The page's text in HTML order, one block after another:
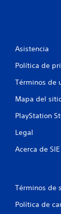
Asistencia
Política de
Términos de
Mapa del
PlayStation
Legal
Acerca de SIE
Términos de
Política de